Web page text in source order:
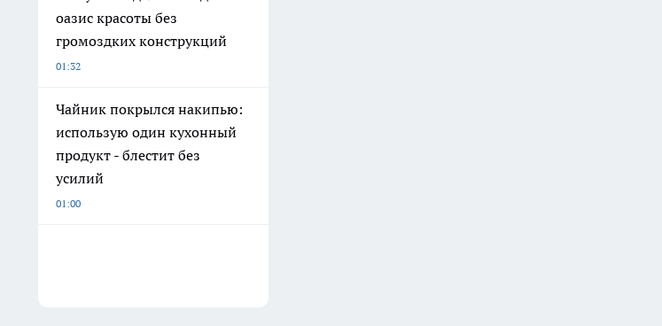
оазис красоты без
громоздких конструкций
01:32
Чайник покрылся накипью:
использую один кухонный
продукт - блестит без
усилий
01:00